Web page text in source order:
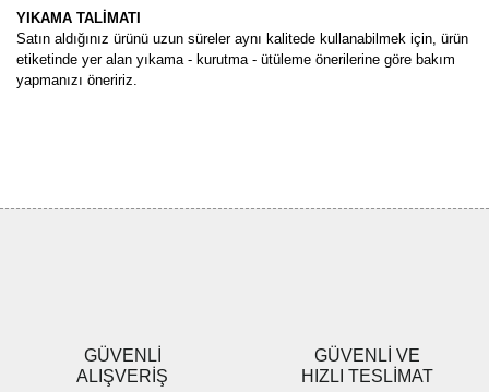
YIKAMA TALİMATI
Satın aldığınız ürünü uzun süreler aynı kalitede kullanabilmek için, ürün
etiketinde yer alan yıkama - kurutma - ütüleme önerilerine göre bakım
yapmanızı öneririz.
Ürün fiyatı diğer sitelerden daha pahalı.
Bu ürüne benzer farklı alternatifler olmalı.
GÜVENLİ
ALIŞVERİŞ
GÜVENLİ VE
HIZLI TESLİMAT